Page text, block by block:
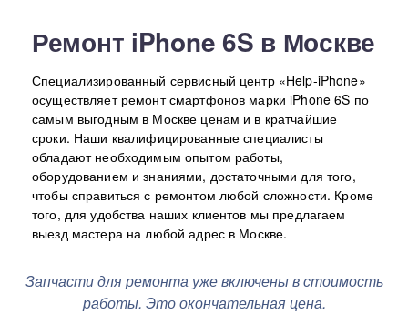
Ремонт iPhone 6S в Москве
Специализированный сервисный центр «Help-iPhone»
осуществляет ремонт смартфонов марки iPhone 6S по
самым выгодным в Москве ценам и в кратчайшие
сроки. Наши квалифицированные специалисты
обладают необходимым опытом работы,
оборудованием и знаниями, достаточными для того,
чтобы справиться с ремонтом любой сложности. Кроме
того, для удобства наших клиентов мы предлагаем
выезд мастера на любой адрес в Москве.
Запчасти для ремонта уже включены в стоимость
работы. Это окончательная цена.